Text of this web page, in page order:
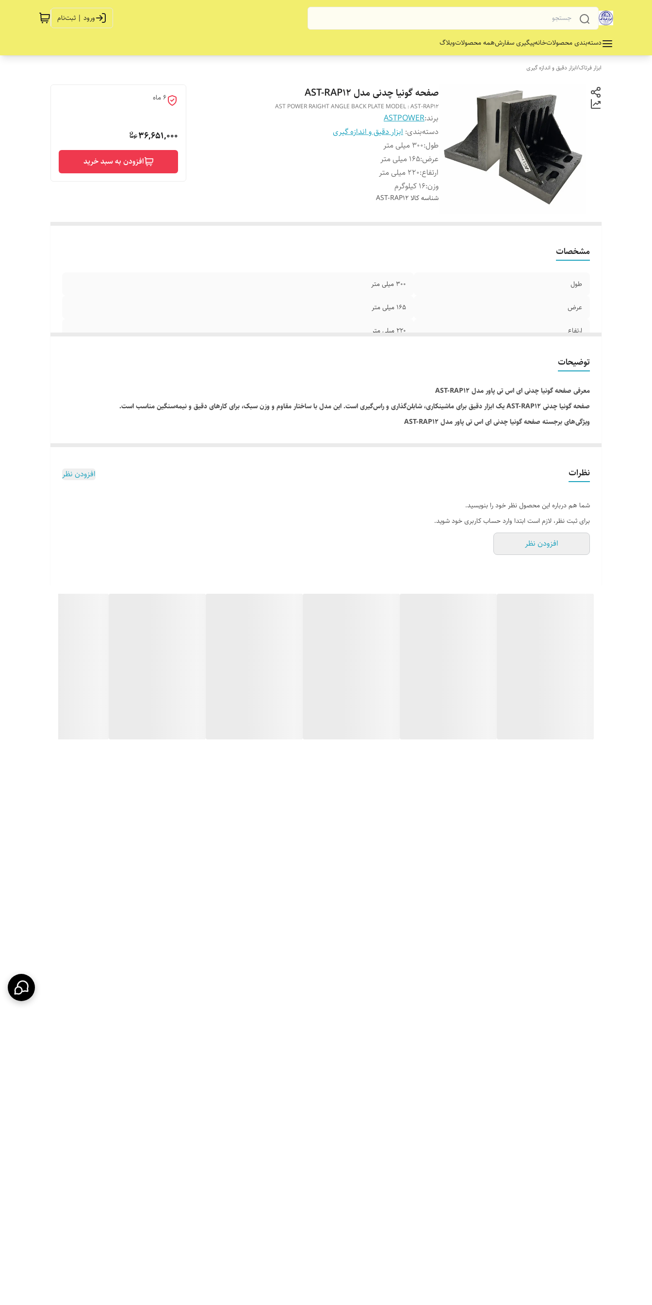
ورود | ثبت‌نام
دسته‌بندی محصولاتخانهپیگیری سفارشهمه محصولاتوبلاگ
ابزار فرتاک/ابزار دقیق و اندازه گیری
صفحه گونیا چدنی مدل AST-RAP12
AST POWER RAIGHT ANGLE BACK PLATE MODEL : AST-RAP12
برند:ASTPOWER
دسته‌بندی: ابزار دقیق و اندازه گیری
طول:300 میلی متر
عرض:165 میلی متر
ارتفاع:220 میلی متر
وزن:16 کیلوگرم
شناسه کالا AST-RAP12
6 ماه
36,651,000
افزودن به سبد خرید
مشخصات
طول 300 میلی متر
عرض 165 میلی متر
ارتفاع 220 میلی متر
توضیحات
معرفی صفحه گونیا چدنی ای اس تی پاور مدل AST-RAP12
صفحه گونیا چدنی AST-RAP12 یک ابزار دقیق برای ماشینکاری، شابلن‌گذاری و راس‌گیری است. این مدل با ساختار مقاوم و وزن سبک، برای کارهای دقیق و نیمه‌سنگین مناسب است.
ویژگی‌های برجسته صفحه گونیا چدنی ای اس تی پاور مدل AST-RAP12
سطح سنگ‌خورده با دقت بالا
مشخصات صفحه گونیا چدنی ای اس تی پاور مدل AST-RAP12
ارتفاع: 220 میلی‌متر
نظرات افزودن نظر
شما هم درباره این محصول نظر خود را بنویسید.
برای ثبت نظر، لازم است ابتدا وارد حساب کاربری خود شوید.
افزودن نظر